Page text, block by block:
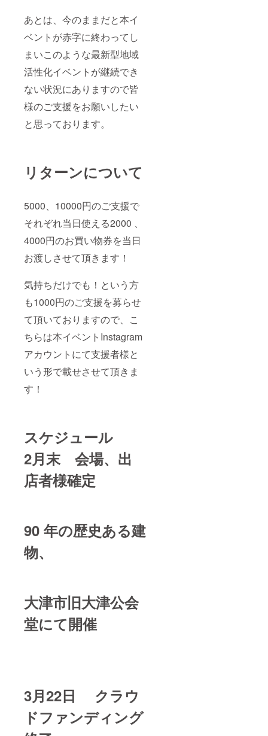
あとは、今のままだと本イ
ベントが赤字に終わってし
まいこのような最新型地域
活性化イベントが継続でき
ない状況にありますので皆
様のご支援をお願いしたい
と思っております。
リターンについて
5000、10000円のご支援で
それぞれ当日使える2000 、
4000円のお買い物券を当日
お渡しさせて頂きます！
気持ちだけでも！という方
も1000円のご支援を募らせ
て頂いておりますので、こ
ちらは本イベントInstagram
アカウントにて支援者様と
いう形で載せさせて頂きま
す！
スケジュール
2月末 会場、出
店者様確定
90 年の歴史ある建
物、
大津市旧大津公会
堂にて開催
3月22日 クラウ
ドファンディング